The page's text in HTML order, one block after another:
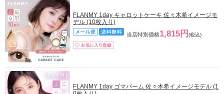
FLANMY 1day キャロットケーキ 佐々木希イメージモ
デル (10枚入り)
当店特別価格1,815円 (税込)
FLANMY 1day ゴマバーム 佐々木希イメージモデル (1